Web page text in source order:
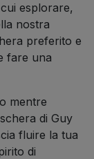
esplorare,
nostra
preferito e
fare una
mentre
di Guy
fluire la tua
di